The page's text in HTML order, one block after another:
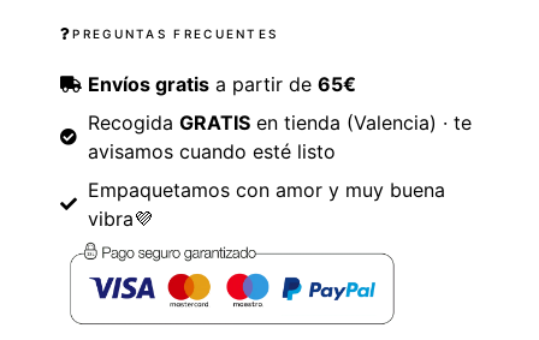
PREGUNTAS FRECUENTES
Envíos gratisa partir de 65€
Recogida GRATISen tienda (Valencia) · te
avisamos cuando esté listo
Empaquetamos con amor y muy buena
vibra💜